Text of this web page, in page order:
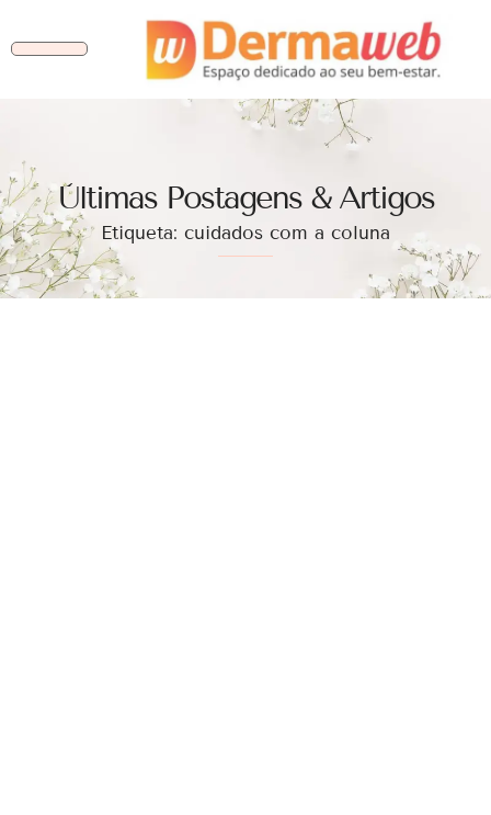
Ùltimas Postagens & Artigos
Etiqueta: cuidados com a coluna